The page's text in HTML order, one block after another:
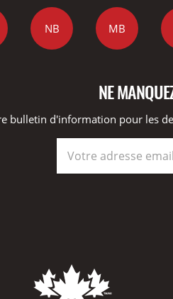
NB MB
NE
bulletin d'information pour les